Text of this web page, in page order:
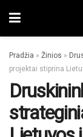
Pradžia » Žinios »
projektai stiprina